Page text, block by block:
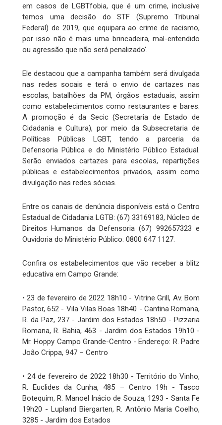
em casos de LGBTfobia, que é um crime, inclusive
temos uma decisão do STF (Supremo Tribunal
Federal) de 2019, que equipara ao crime de racismo,
por isso não é mais uma brincadeira, mal-entendido
ou agressão que não será penalizado'.
Ele destacou que a campanha também será divulgada
nas redes socais e terá o envio de cartazes nas
escolas, batalhões da PM, órgãos estaduais, assim
como estabelecimentos como restaurantes e bares.
A promoção é da Secic (Secretaria de Estado de
Cidadania e Cultura), por meio da Subsecretaria de
Políticas Públicas LGBT, tendo a parceria da
Defensoria Pública e do Ministério Público Estadual.
Serão enviados cartazes para escolas, repartições
públicas e estabelecimentos privados, assim como
divulgação nas redes sócias.
Entre os canais de denúncia disponíveis está o Centro
Estadual de Cidadania LGTB: (67) 33169183, Núcleo de
Direitos Humanos da Defensoria (67) 992657323 e
Ouvidoria do Ministério Público: 0800 647 1127.
Confira os estabelecimentos que vão receber a blitz
educativa em Campo Grande:
• 23 de fevereiro de 2022 18h10 - Vitrine Grill, Av. Bom
Pastor, 652 - Vila Vilas Boas 18h40 - Cantina Romana,
R. da Paz, 237 - Jardim dos Estados 18h50 - Pizzaria
Romana, R. Bahia, 463 - Jardim dos Estados 19h10 -
Mr. Hoppy Campo Grande-Centro - Endereço: R. Padre
João Crippa, 947 – Centro
• 24 de fevereiro de 2022 18h30 - Território do Vinho,
R. Euclides da Cunha, 485 – Centro 19h - Tasco
Botequim, R. Manoel Inácio de Souza, 1293 - Santa Fe
19h20 - Lupland Biergarten, R. Antônio Maria Coelho,
3285 - Jardim dos Estados